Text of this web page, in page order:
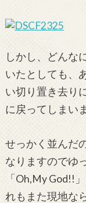
しかし、どんな
いたとしても、
い切り置き去り
に戻ってしまい
せっかく並んだ
なりますのでゆ
「Oh,My God!!
れもまた現地な